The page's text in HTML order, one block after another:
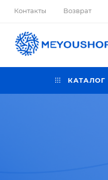
Контакты Возврат
КАТАЛОГ